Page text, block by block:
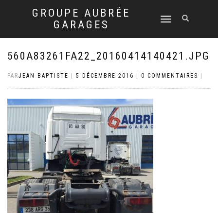
GROUPE AUBRÉE
GARAGES
DÉPLIER
NAVIGATION
560A83261FA22_20160414140421.JPG
PARJEAN-BAPTISTE 5 DÉCEMBRE 2016 0 COMMENTAIRES